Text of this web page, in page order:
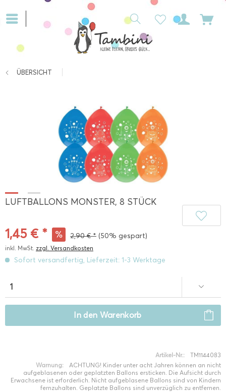
ÜBERSICHT
LUFTBALLONS MONSTER, 8 STÜCK
1,45 € * 2,90 € * (50% gespart)
inkl. MwSt. zzgl. Versandkosten
Sofort versandfertig, Lieferzeit: 1-3 Werktage
In den Warenkorb
Artikel-Nr.:
TM1144083
Warnung:
ACHTUNG! Kinder unter acht Jahren können an nicht
aufgeblasenen oder geplatzten Ballons ersticken. Die Aufsicht durch
Erwachsene ist erforderlich. Nicht aufgeblasene Ballons sind von Kindern
fernzuhalten. Geplatzte Ballons sind unverzüglich zu entfernen.